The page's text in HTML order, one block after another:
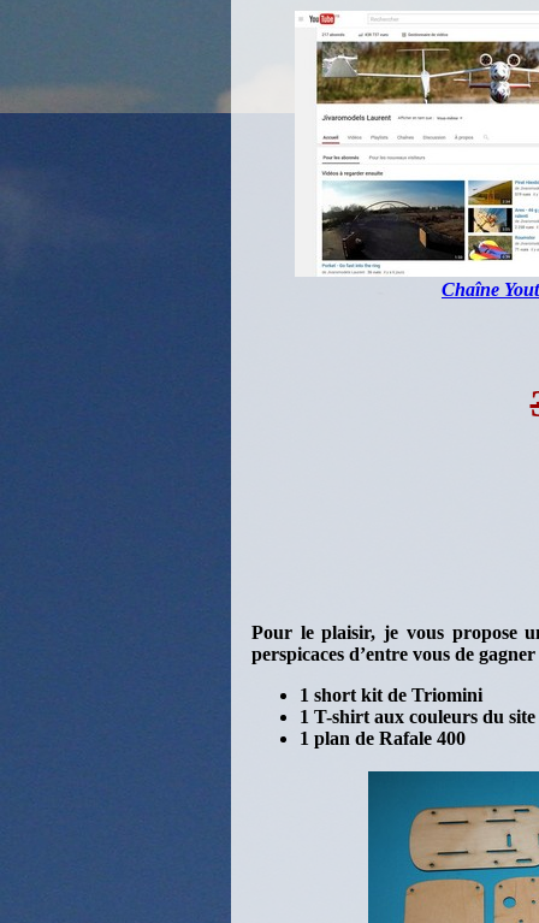
Chaîne
Pour le plaisir, je vous propose
perspicaces d’entre vous de
1 short kit de Triomini
1 T-shirt aux couleurs du site
1 plan de Rafale 400